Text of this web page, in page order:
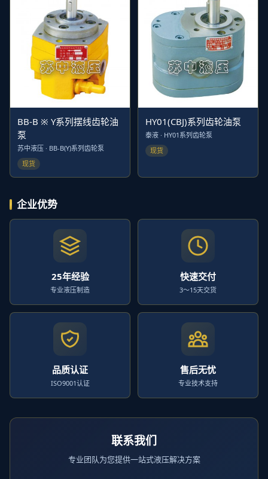
BB-B ※ Y系列摆线齿轮油
泵
苏中液压 · BB-B(Y)系列齿轮泵
现货
HY01(CBJ)系列齿轮油泵
泰液 · HY01系列齿轮泵
现货
企业优势
25年经验
专业液压制造
快速交付
3～15天交货
品质认证
ISO9001认证
售后无忧
专业技术支持
联系我们
专业团队为您提供一站式液压解决方案